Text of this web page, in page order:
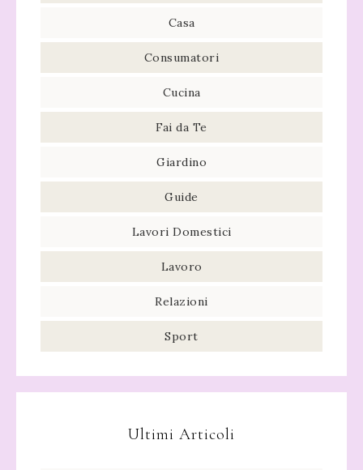
Casa
Consumatori
Cucina
Fai da Te
Giardino
Guide
Lavori Domestici
Lavoro
Relazioni
Sport
Ultimi Articoli